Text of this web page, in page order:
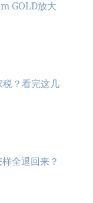
GOLD放大
？看完这几
全退回来？